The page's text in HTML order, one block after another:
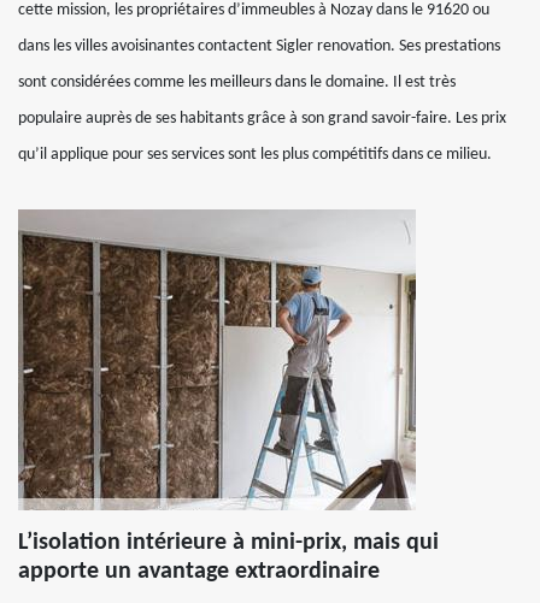
cette mission, les propriétaires d’immeubles à Nozay dans le 91620 ou
dans les villes avoisinantes contactent Sigler renovation. Ses prestations
sont considérées comme les meilleurs dans le domaine. Il est très
populaire auprès de ses habitants grâce à son grand savoir-faire. Les prix
qu’il applique pour ses services sont les plus compétitifs dans ce milieu.
L’isolation intérieure à mini-prix, mais qui
apporte un avantage extraordinaire